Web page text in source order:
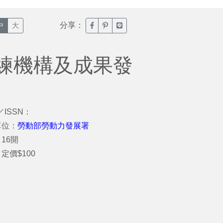
大 分享： 臉書分享(另開新視窗)
噗浪分享(另開新視窗)
Line分享(另開新視窗)
機構及成果發
ISSN：
位：勞動部勞動力發展署
開
價$100